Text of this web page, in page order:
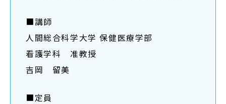
UHASウォッチ
English
同窓会
■講師
人間総合科学大学 保健医療学部
看護学科 准教授
吉岡 留美
■定員